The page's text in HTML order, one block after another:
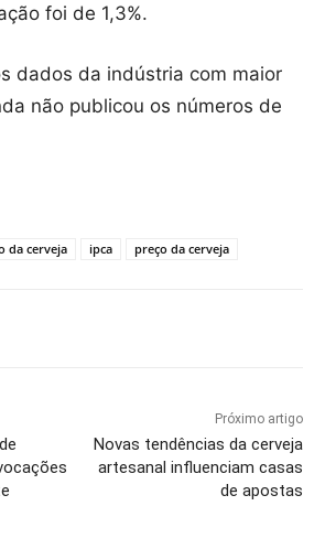
foi de 1,3%.
dados da indústria com maior
não publicou os números de
da cerveja ipca preço da cerveja
Próximo artigo
Novas tendências da cerveja
artesanal influenciam casas
de apostas